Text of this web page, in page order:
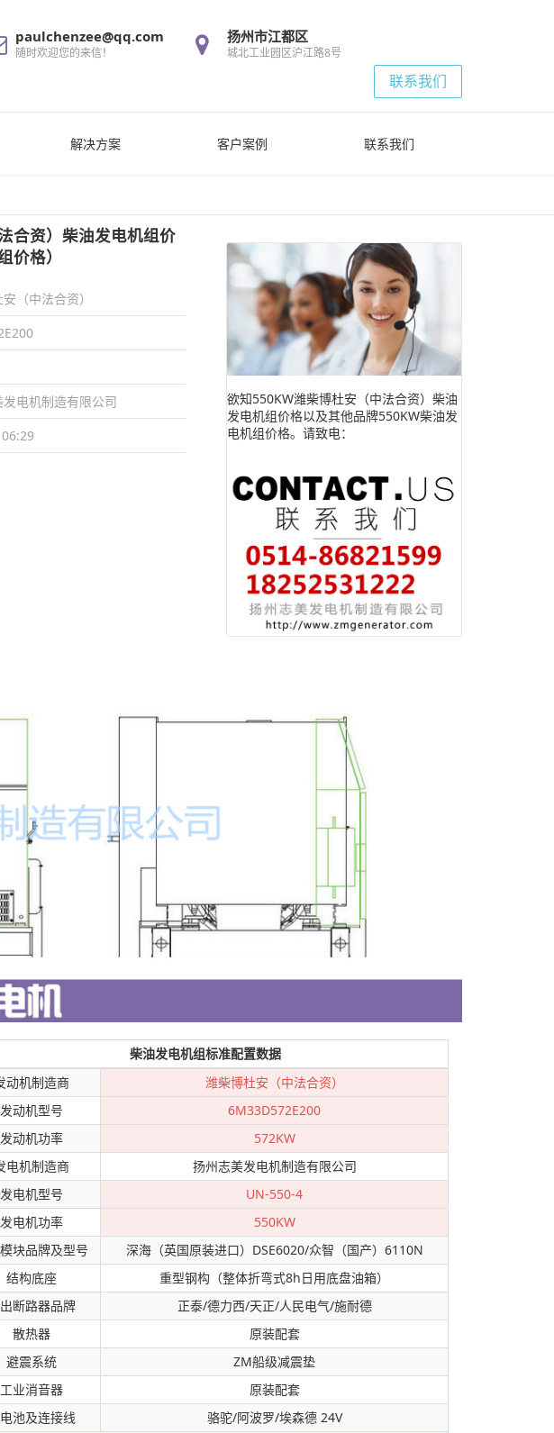
paulchenzee@qq.com
随时欢迎您的来信！
扬州市江都区
城北工业园区沪江路8号
联系我们
解决方案 客户案例 联系我们
合资）柴油发电机组价
价格）
（中法合资）
电机制造有限公司
欲知550KW潍柴博杜安（中法合资）柴油
发电机组价格以及其他品牌550KW柴油发
电机组价格。请致电：
柴油发电机组标准配置数据
动机制造商
潍柴博杜安（中法合资）
发动机型号
6M33D572E200
发动机功率
572KW
电机制造商
扬州志美发电机制造有限公司
发电机型号
UN-550-4
发电机功率
550KW
块品牌及型号
深海（英国原装进口）DSE6020/众智（国产）6110N
结构底座
重型钢构（整体折弯式8h日用底盘油箱）
断路器品牌
正泰/德力西/天正/人民电气/施耐德
散热器
原装配套
避震系统
ZM船级减震垫
工业消音器
原装配套
池及连接线
骆驼/阿波罗/埃森德 24V